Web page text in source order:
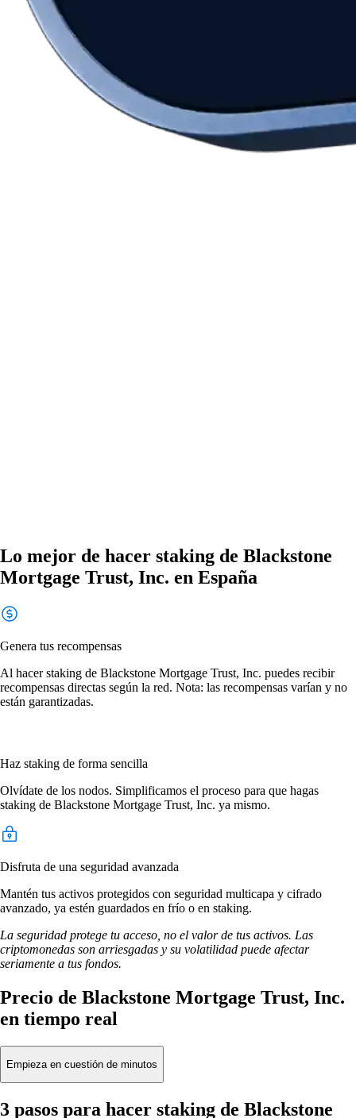
Lo mejor de hacer staking de Blackstone
Mortgage Trust, Inc. en España
Genera tus recompensas
Al hacer staking de Blackstone Mortgage Trust, Inc. puedes recibir
recompensas directas según la red. Nota: las recompensas varían y no
están garantizadas.
Haz staking de forma sencilla
Olvídate de los nodos. Simplificamos el proceso para que hagas
staking de Blackstone Mortgage Trust, Inc. ya mismo.
Disfruta de una seguridad avanzada
Mantén tus activos protegidos con seguridad multicapa y cifrado
avanzado, ya estén guardados en frío o en staking.
La seguridad protege tu acceso, no el valor de tus activos. Las
criptomonedas son arriesgadas y su volatilidad puede afectar
seriamente a tus fondos.
Precio de Blackstone Mortgage Trust, Inc.
en tiempo real
Empieza en cuestión de minutos
3 pasos para hacer staking de Blackstone